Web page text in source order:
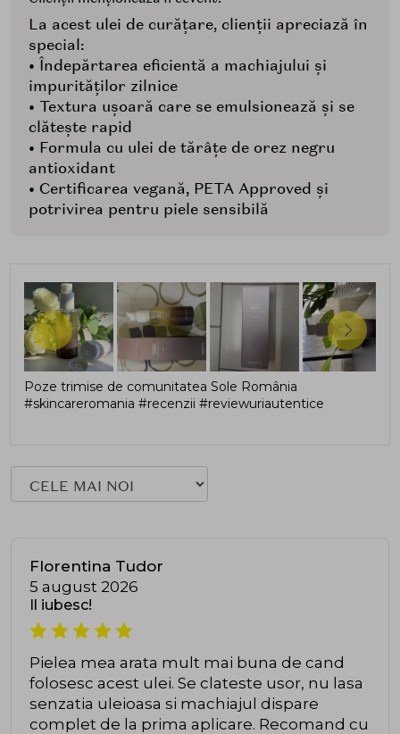
La acest ulei de curățare, clienții apreciază în
special:
• Îndepărtarea eficientă a machiajului și
impurităților zilnice
• Textura ușoară care se emulsionează și se
clătește rapid
• Formula cu ulei de tărâțe de orez negru
antioxidant
• Certificarea vegană, PETA Approved și
potrivirea pentru piele sensibilă
Poze trimise de comunitatea Sole România
#skincareromania #recenzii #reviewuriautentice
Florentina Tudor
5 august 2026
Il iubesc!
Pielea mea arata mult mai buna de cand
folosesc acest ulei. Se clateste usor, nu lasa
senzatia uleioasa si machiajul dispare
complet de la prima aplicare. Recomand cu